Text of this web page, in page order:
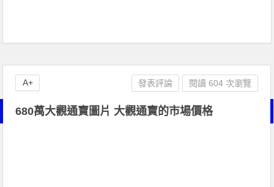
680萬大觀通寶圖片 大觀通寶的市場價格
發表評論 閱讀 604 次瀏覽
A+